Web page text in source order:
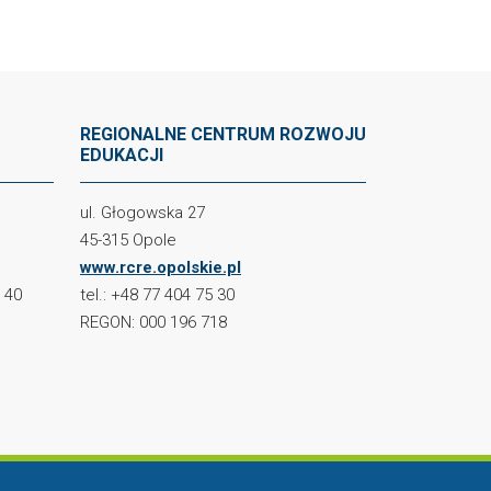
40
REGIONALNE CENTRUM ROZWOJU
EDUKACJI
ul. Głogowska 27
45-315 Opole
www.rcre.opolskie.pl
tel.: +48 77 404 75 30
REGON: 000 196 718